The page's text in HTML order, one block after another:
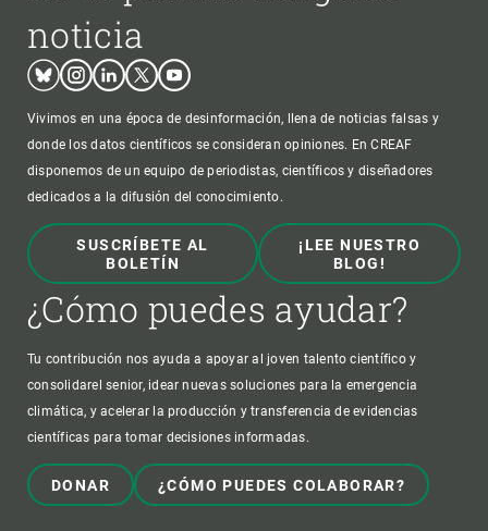
noticia
BlueskyInstagram
LinkedinTwitterYoutube
Vivimos en una época de desinformación, llena de noticias falsas y
donde los datos científicos se consideran opiniones. En CREAF
disponemos de un equipo de periodistas, científicos y diseñadores
dedicados a la difusión del conocimiento.
SUSCRÍBETE AL
BOLETÍN
¡LEE NUESTRO
BLOG!
¿Cómo puedes ayudar?
Tu contribución nos ayuda a apoyar al joven talento científico y
consolidarel senior, idear nuevas soluciones para la emergencia
climática, y acelerar la producción y transferencia de evidencias
científicas para tomar decisiones informadas.
DONAR ¿CÓMO PUEDES COLABORAR?